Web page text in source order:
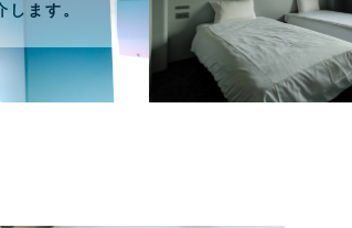
ます。